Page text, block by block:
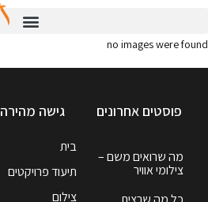
no images were found
פוסטים אחרונים
מה שרואים משם –
צילומי אוויר
גישה מהירה
בית
תיעוד פרויקטים
צילום